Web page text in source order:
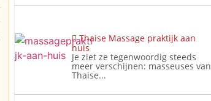
Thaise Massage praktijk aan
huis
Je ziet ze tegenwoordig steeds
meer verschijnen: masseuses van
Thaise...